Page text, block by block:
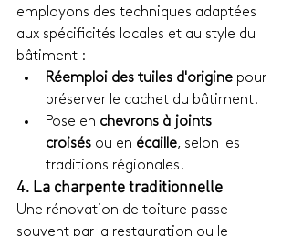
employons des techniques adaptées
aux spécificités locales et au style du
bâtiment :
Réemploi des tuiles d'origine pour
préserver le cachet du bâtiment.
Pose en chevrons à joints
croisés ou en écaille, selon les
traditions régionales.
4. La charpente traditionnelle
Une rénovation de toiture passe
souvent par la restauration ou le